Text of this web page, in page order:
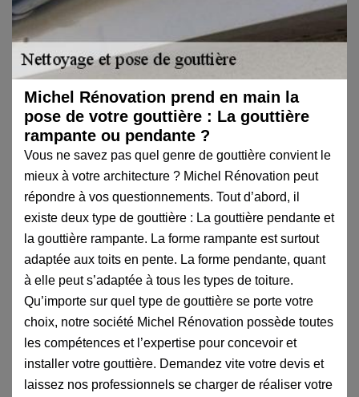
Michel Rénovation prend en main la
pose de votre gouttière : La gouttière
rampante ou pendante ?
Vous ne savez pas quel genre de gouttière convient le
mieux à votre architecture ? Michel Rénovation peut
répondre à vos questionnements. Tout d’abord, il
existe deux type de gouttière : La gouttière pendante et
la gouttière rampante. La forme rampante est surtout
adaptée aux toits en pente. La forme pendante, quant
à elle peut s’adaptée à tous les types de toiture.
Qu’importe sur quel type de gouttière se porte votre
choix, notre société Michel Rénovation possède toutes
les compétences et l’expertise pour concevoir et
installer votre gouttière. Demandez vite votre devis et
laissez nos professionnels se charger de réaliser votre